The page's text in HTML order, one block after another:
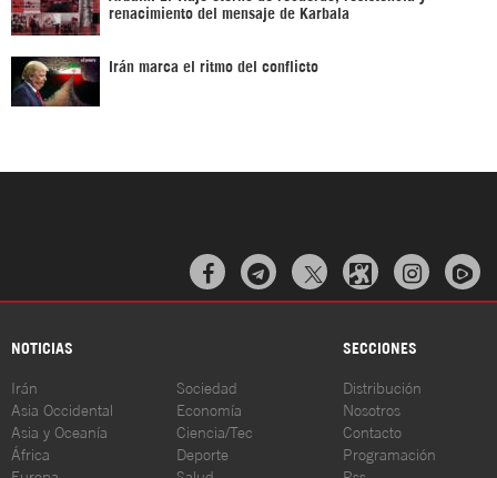
renacimiento del mensaje de Karbala
Irán marca el ritmo del conflicto
  
NOTICIAS SECCIONES
Irán
Asia Occidental
Asia y Oceanía
África
Europa
Sociedad
Economía
Ciencia/Tec
Deporte
Salud
Distribución
Nosotros
Contacto
Programación
Rss